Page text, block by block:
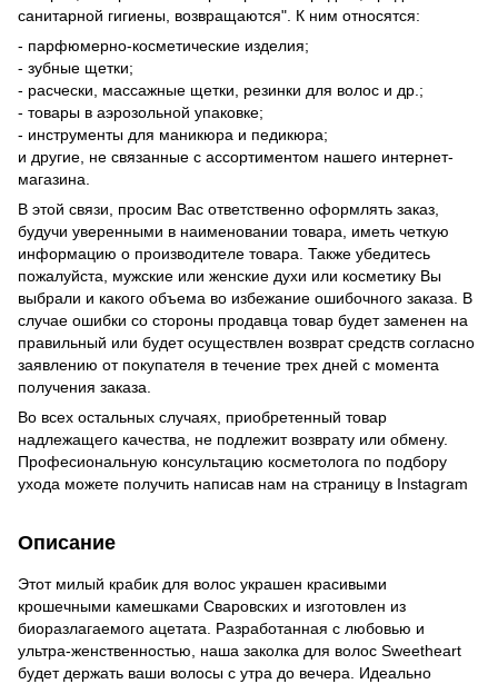
санитарной гигиены, возвращаются". К ним относятся:
- парфюмерно-косметические изделия;
- зубные щетки;
- расчески, массажные щетки, резинки для волос и др.;
- товары в аэрозольной упаковке;
- инструменты для маникюра и педикюра;
и другие, не связанные с ассортиментом нашего интернет-
магазина.
В этой связи, просим Вас ответственно оформлять заказ,
будучи уверенными в наименовании товара, иметь четкую
информацию о производителе товара. Также убедитесь
пожалуйста, мужские или женские духи или косметику Вы
выбрали и какого объема во избежание ошибочного заказа. В
случае ошибки со стороны продавца товар будет заменен на
правильный или будет осуществлен возврат средств согласно
заявлению от покупателя в течение трех дней с момента
получения заказа.
Во всех остальных случаях, приобретенный товар
надлежащего качества, не подлежит возврату или обмену.
Професиональную консультацию косметолога по подбору
ухода можете получить написав нам на страницу в Instagram
Описание
Этот милый крабик для волос украшен красивыми
крошечными камешками Сваровских и изготовлен из
биоразлагаемого ацетата. Разработанная с любовью и
ультра-женственностью, наша заколка для волос Sweetheart
будет держать ваши волосы с утра до вечера. Идеально